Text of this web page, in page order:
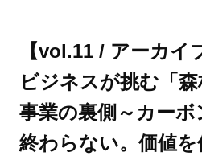
【vol.11 / アーカイ
ビジネスが挑む「森
事業の裏側～カー
終わらない。価値を